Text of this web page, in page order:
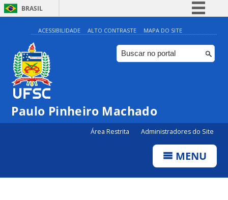
BRASIL
Simplifique!
Comunica BR
Participe
Canais
ACESSIBILIDADE ALTO CONTRASTE MAPA DO SITE
Paulo Pinheiro Machado
Área Restrita Administradores do Site
MENU